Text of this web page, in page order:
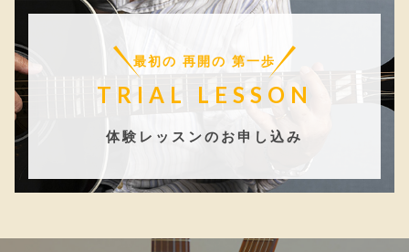
最初の 再開の 第一歩
TRIAL LESSON
体験レッスンのお申し込み